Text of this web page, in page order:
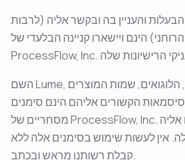
הבעלות והעניין בה ובקשר אליה (לרבות
הרוחני) הינם ויישארו קניינה הבלעדי של
השם Lume, הלוגו, וכל השמות, הלוגואים, שמות המוצרים
הקשורים אליהם הינם סימנים
מסחריים של ProcessFlow, Inc. או של הגופים הקשורים אליה
אין לעשות שימוש בסימנים אלה ללא
קבלת רשותנו מראש ובכתב.